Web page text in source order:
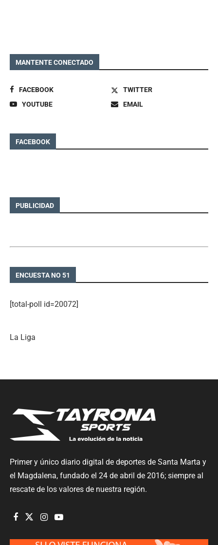
MANTENTE CONECTADO
FACEBOOK
TWITTER
YOUTUBE
EMAIL
FACEBOOK
PUBLICIDAD
ENCUESTA NO 51
[total-poll id=20072]
La Liga
Primer y único diario digital de deportes de Santa Marta y
el Magdalena, fundado el 24 de abril de 2016; siempre al
rescate de los valores de nuestra región.